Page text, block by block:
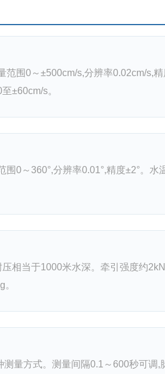
范围0～±500cm/s,分辨率0.02cm/s,
±60cm/s。
围0～360°,分辨率0.01°,精度±2°
相当于1000米水深。牵引强度约
量方式。测量间隔0.1～600秒可